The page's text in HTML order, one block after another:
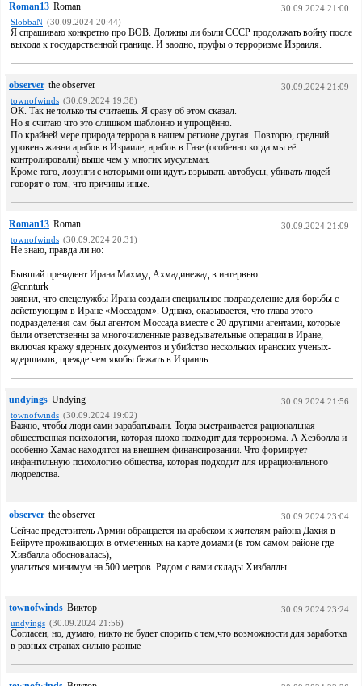
Roman13 Roman
30.09.2024 21:00
SlobbaN (30.09.2024 20:44)
Я спрашиваю конкретно про ВОВ. Должны ли были СССР продолжать войну после
выхода к государственной границе. И заодно, пруфы о терроризме Израиля.
observer the observer
30.09.2024 21:09
townofwinds (30.09.2024 19:38)
ОК. Так не только ты считаешь. Я сразу об этом сказал.
Но я считаю что это слишком шаблонно и упрощённо.
По крайней мере природа террора в нашем регионе другая. Повторю, средний
уровень жизни арабов в Израиле, арабов в Газе (особенно когда мы её
контролировали) выше чем у многих мусульман.
Кроме того, лозунги с которыми они идуть взрывать автобусы, убивать людей
говорят о том, что причины иные.
Roman13 Roman
30.09.2024 21:09
townofwinds (30.09.2024 20:31)
Не знаю, правда ли но:
Бывший президент Ирана Махмуд Ахмадинежад в интервью
@cnnturk
заявил, что спецслужбы Ирана создали специальное подразделение для борьбы с
действующим в Иране «Моссадом». Однако, оказывается, что глава этого
подразделения сам был агентом Моссада вместе с 20 другими агентами, которые
были ответственны за многочисленные разведывательные операции в Иране,
включая кражу ядерных документов и убийство нескольких иранских ученых-
ядерщиков, прежде чем якобы бежать в Израиль
undyings Undying
30.09.2024 21:56
townofwinds (30.09.2024 19:02)
Важно, чтобы люди сами зарабатывали. Тогда выстраивается рациональная
общественная психология, которая плохо подходит для терроризма. А Хезболла и
особенно Хамас находятся на внешнем финансировании. Что формирует
инфантильную психологию общества, которая подходит для иррационального
людоедства.
observer the observer 30.09.2024 23:04
Сейчас предствитель Армии обращается на арабском к жителям района Дахия в
Бейруте проживающих в отмеченных на карте домами (в том самом районе где
Хизбалла обосновалась),
удалиться минимум на 500 метров. Рядом с вами склады Хизбаллы.
townofwinds Виктор
30.09.2024 23:24
undyings (30.09.2024 21:56)
Согласен, но, думаю, никто не будет спорить с тем,что возможности для заработка
в разных странах сильно разные